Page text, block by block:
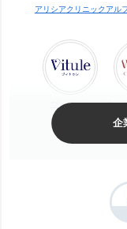
アリシアクリニック アル
ヴィトゥレ
ウォ